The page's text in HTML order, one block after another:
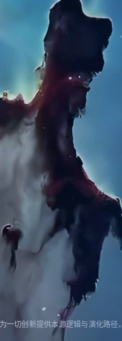
切创新提供本源逻辑与演化路径。